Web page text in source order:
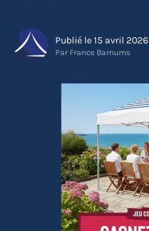
Publié le 15 avril 2026
Par France Barnums